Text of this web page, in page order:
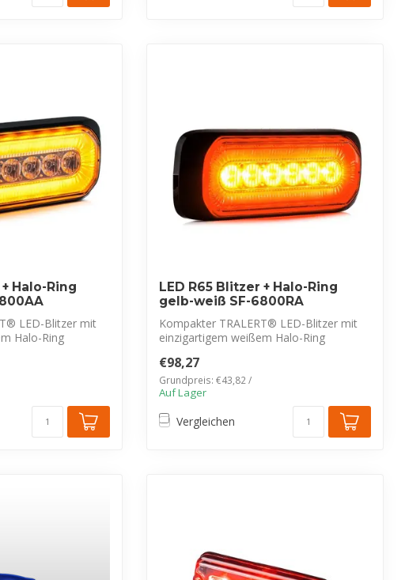
Halo-Ring
LED-Blitzer mit
Halo-Ring
LED R65 Blitzer + Halo-Ring
gelb-weiß SF-6800RA
Kompakter TRALERT® LED-Blitzer mit
einzigartigem weißem Halo-Ring
€98,27
Grundpreis: €43,82 /
Auf Lager
Vergleichen